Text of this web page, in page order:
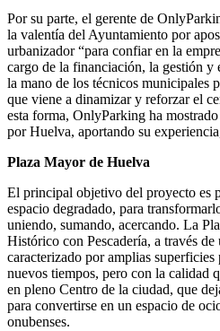
Por su parte, el gerente de
la valentía del Ayuntamiento por
urbanizador “para confiar en la
cargo de la financiación, la gestión y
la mano de los técnicos municipales
que viene a dinamizar y reforzar el
esta forma, OnlyParking ha
por Huelva, aportando su
Plaza Mayor de Huelva
El principal objetivo del proyecto es
espacio degradado, para
uniendo, sumando, acercando. La
Histórico con Pescadería, a través
caracterizado por amplias superficies
nuevos tiempos, pero con la calidad
en pleno Centro de la ciudad, que
para convertirse en un espacio de
onubenses.